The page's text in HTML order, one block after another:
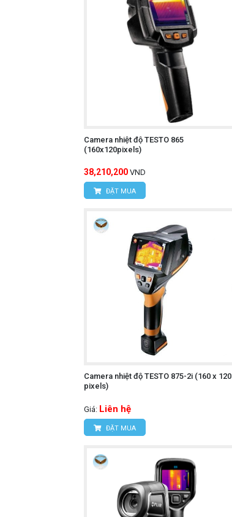
Camera nhiệt độ TESTO 865
(160x120pixels)
38,210,200 VND
ĐẶT MUA
Camera nhiệt độ TESTO 875-2i (160 x 120
pixels)
Giá: Liên hệ
ĐẶT MUA